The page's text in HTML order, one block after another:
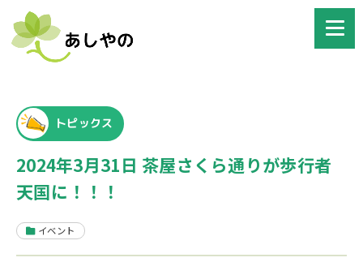
トピックス
2024年3月31日 茶屋さくら通りが歩行者
天国に！！！
イベント